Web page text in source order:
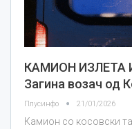
КАМИОН ИЗЛЕТА
Загина возач од
Плусинфо 21/01/2026
Камион со косовски